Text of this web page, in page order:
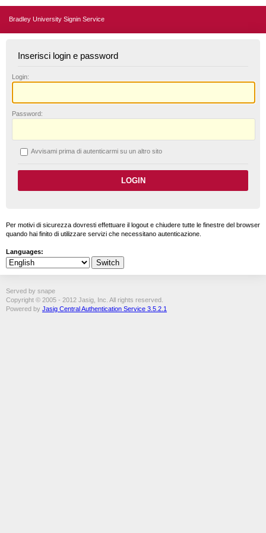
Bradley University Signin Service
Inserisci login e password
L ogin:
Password:
Avvisami prima di autenticarmi su un altro sito
Per motivi di sicurezza dovresti effettuare il logout e chiudere tutte le finestre del browser
quando hai finito di utilizzare servizi che necessitano autenticazione.
Languages:
Served by snape
Copyright © 2005 - 2012 Jasig, Inc. All rights reserved.
Powered by Jasig Central Authentication Service 3.5.2.1